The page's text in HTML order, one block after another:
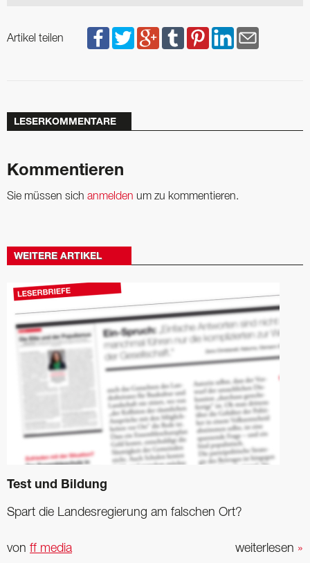
Artikel teilen
LESERKOMMENTARE
Kommentieren
Sie müssen sich anmelden um zu kommentieren.
WEITERE ARTIKEL
Test und Bildung
Spart die Landesregierung am falschen Ort?
weiterlesen »
von ff media